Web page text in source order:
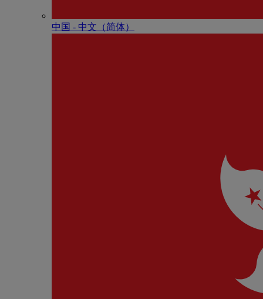
中国 - 中⽂（简体）